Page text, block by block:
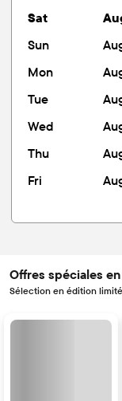
sat
sun
mon
tue
wed
thu
fri
Offres spéciales
Sélection en édition